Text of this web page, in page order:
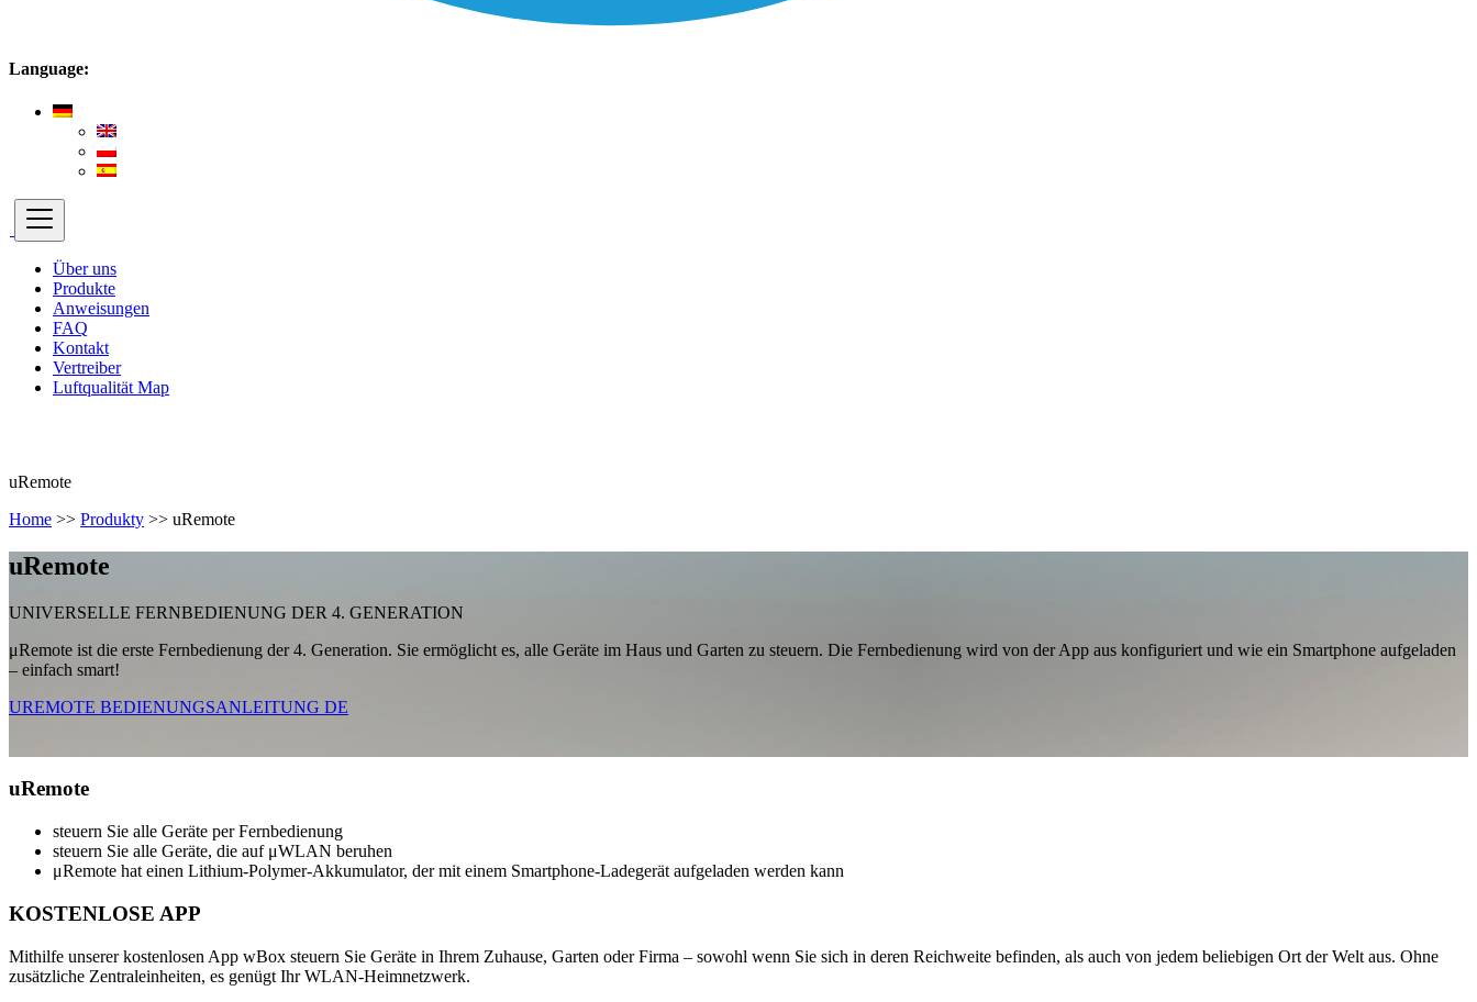
Language:
Über uns
Produkte
Anweisungen
FAQ
Kontakt
Vertreiber
Luftqualität Map
uRemote
Home >> Produkty >> uRemote
uRemote
UNIVERSELLE FERNBEDIENUNG DER 4. GENERATION
μRemote ist die erste Fernbedienung der 4. Generation. Sie ermöglicht es, alle Geräte im Haus und Garten zu steuern. Die Fernbedienung wird von der App aus konfiguriert und wie ein Smartphone aufgeladen
– einfach smart!
UREMOTE BEDIENUNGSANLEITUNG DE
uRemote
steuern Sie alle Geräte per Fernbedienung
steuern Sie alle Geräte, die auf μWLAN beruhen
μRemote hat einen Lithium-Polymer-Akkumulator, der mit einem Smartphone-Ladegerät aufgeladen werden kann
KOSTENLOSE APP
Mithilfe unserer kostenlosen App wBox steuern Sie Geräte in Ihrem Zuhause, Garten oder Firma – sowohl wenn Sie sich in deren Reichweite befinden, als auch von jedem beliebigen Ort der Welt aus. Ohne
zusätzliche Zentraleinheiten, es genügt Ihr WLAN-Heimnetzwerk.